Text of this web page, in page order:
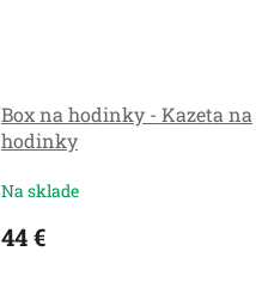
Box na hodinky - Kazeta na
hodinky
Na sklade
44 €